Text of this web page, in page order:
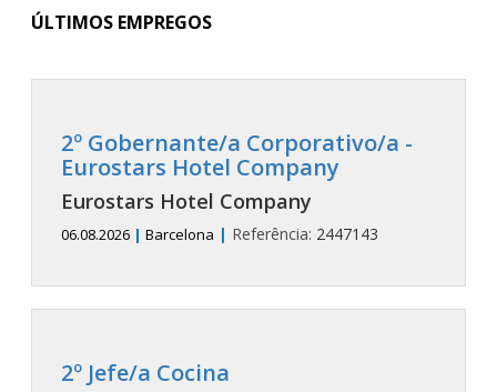
ÚLTIMOS EMPREGOS
2º Gobernante/a Corporativo/a -
Eurostars Hotel Company
Eurostars Hotel Company
06.08.2026 | Barcelona | Referência: 2447143
2º Jefe/a Cocina